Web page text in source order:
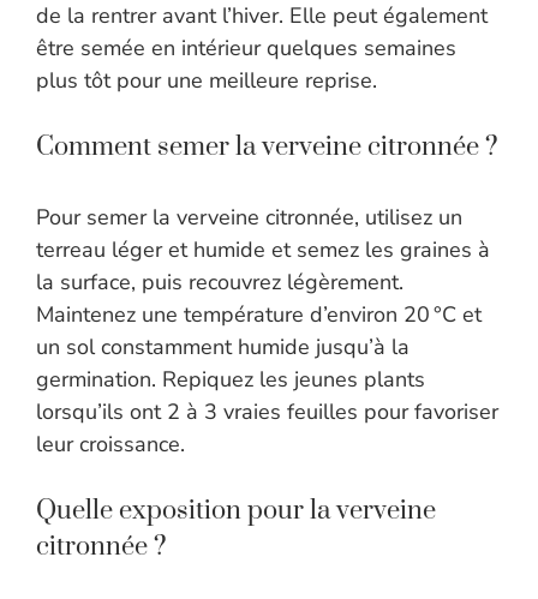
de la rentrer avant l’hiver. Elle peut également
être semée en intérieur quelques semaines
plus tôt pour une meilleure reprise.
Comment semer la verveine citronnée ?
Pour semer la verveine citronnée, utilisez un
terreau léger et humide et semez les graines à
la surface, puis recouvrez légèrement.
Maintenez une température d’environ 20 °C et
un sol constamment humide jusqu’à la
germination. Repiquez les jeunes plants
lorsqu’ils ont 2 à 3 vraies feuilles pour favoriser
leur croissance.
Quelle exposition pour la verveine
citronnée ?